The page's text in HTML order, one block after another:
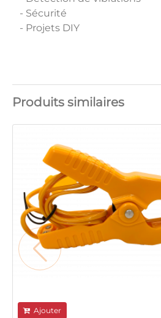
- Sécurité
- Projets DIY
Produits similaires
Ajouter